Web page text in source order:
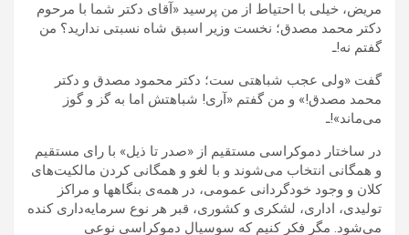
مریض، خیلی با احتیاط از من پرسید «آقای دکتر شما با مرحوم
دکتر محمد مصدق؛ نخست وزیر اسبق شاه نسبتی ندارید؟ من
گفتم نه!ـ
گفت «ولی عجب شباهتی ست؛ دکتر محمود مصدق و دکتر
محمد مصدق!» و من گفتم «آری! شباهتش اما به گز و گوز
می‌ماند»!ـ
در ساختار دموکراسی مستقیم از «صدر تا ذیل» با رای مستقیم
و همگانی انتخاب‌ می‌شوند و با لغو و همگانی کردن مالکیت‌های
کلان و وجود خودگردانی عمومی، در همه‌ی بنگاهها و مراکز
تولیدی، اداری، لشکری و کشوری، قبر هر نوع سرمایه‌داری کنده
می‌شود. مگر فکر کنیم که سوسیال دموکراسی نوعی